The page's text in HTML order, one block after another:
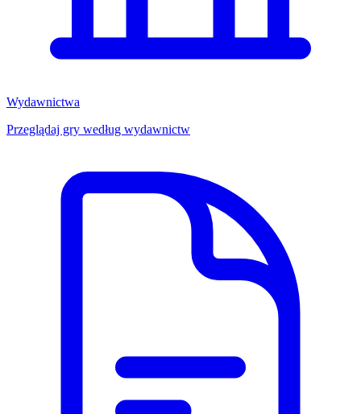
Wydawnictwa
Przeglądaj gry według wydawnictw